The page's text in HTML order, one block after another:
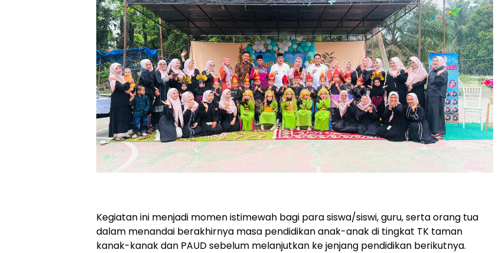
Kegiatan ini menjadi momen istimewah bagi para siswa/siswi, guru, serta orang tua
dalam menandai berakhirnya masa pendidikan anak-anak di tingkat TK taman
kanak-kanak dan PAUD sebelum melanjutkan ke jenjang pendidikan berikutnya.